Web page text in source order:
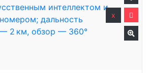
x